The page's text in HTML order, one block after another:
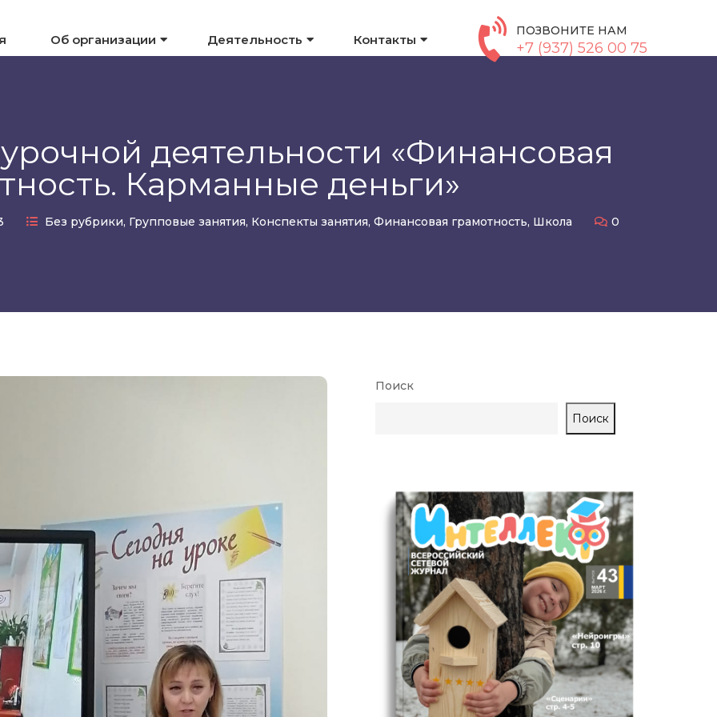
Об организации Деятельность Контакты
ПОЗВОНИТЕ НАМ
+7 (937) 526 00 75
деятельности «Финансовая
Карманные деньги»
Без рубрики, Групповые занятия, Конспекты занятия, Финансовая грамотность, Школа 0
Поиск
Поиск